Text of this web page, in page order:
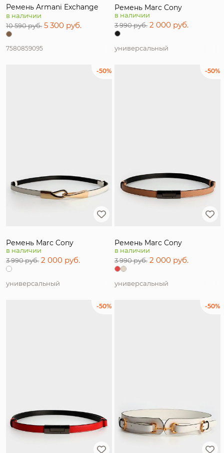
Ремень Armani Exchange
в наличии
10 590 руб. 5 300 руб.
7580859095
Ремень Marc Cony
в наличии
3 990 руб. 2 000 руб.
универсальный
-50%
Ремень Marc Cony
в наличии
3 990 руб. 2 000 руб.
универсальный
-50%
Ремень Marc Cony
в наличии
3 990 руб. 2 000 руб.
универсальный
-50% -50%